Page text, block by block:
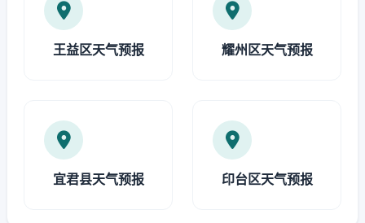
王益区天气预报 耀州区天气预报
宜君县天气预报 印台区天气预报